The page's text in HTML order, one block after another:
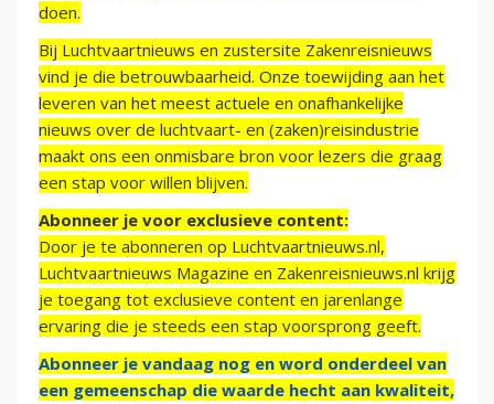
doen.
Bij Luchtvaartnieuws en zustersite Zakenreisnieuws
vind je die betrouwbaarheid. Onze toewijding aan het
leveren van het meest actuele en onafhankelijke
nieuws over de luchtvaart- en (zaken)reisindustrie
maakt ons een onmisbare bron voor lezers die graag
een stap voor willen blijven.
Abonneer je voor exclusieve content:
Door je te abonneren op Luchtvaartnieuws.nl,
Luchtvaartnieuws Magazine en Zakenreisnieuws.nl krijg
je toegang tot exclusieve content en jarenlange
ervaring die je steeds een stap voorsprong geeft.
Abonneer je vandaag nog en word onderdeel van
een gemeenschap die waarde hecht aan kwaliteit,